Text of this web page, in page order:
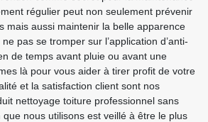
régulier peut non seulement prévenir
mais aussi maintenir la belle apparence
pas se tromper sur l’application d’anti-
de temps avant pluie ou avant une
là pour vous aider à tirer profit de votre
et la satisfaction client sont nos
nettoyage toiture professionnel sans
nous utilisons est veillé à être le plus